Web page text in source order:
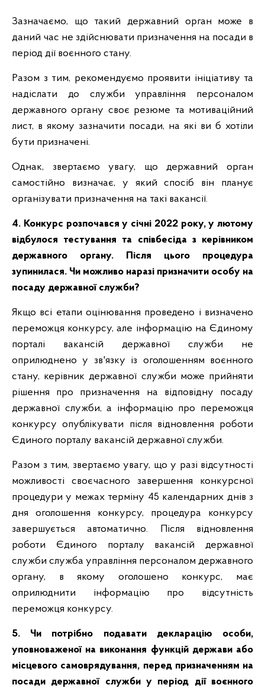
Зазначаємо, що такий державний орган може в
даний час не здійснювати призначення на посади в
період дії воєнного стану.
Разом з тим, рекомендуємо проявити ініціативу та
надіслати до служби управління персоналом
державного органу своє резюме та мотиваційний
лист, в якому зазначити посади, на які ви б хотіли
бути призначені.
Однак, звертаємо увагу, що державний орган
самостійно визначає, у який спосіб він планує
організувати призначення на такі вакансії.
4. Конкурс розпочався у січні 2022 року, у лютому
відбулося тестування та співбесіда з керівником
державного органу. Після цього процедура
зупинилася. Чи можливо наразі призначити особу на
посаду державної служби?
Якщо всі етапи оцінювання проведено і визначено
переможця конкурсу, але інформацію на Єдиному
порталі вакансій державної служби не
оприлюднено у зв'язку із оголошенням воєнного
стану, керівник державної служби може прийняти
рішення про призначення на відповідну посаду
державної служби, а інформацію про переможця
конкурсу опублікувати після відновлення роботи
Єдиного порталу вакансій державної служби.
Разом з тим, звертаємо увагу, що у разі відсутності
можливості своєчасного завершення конкурсної
процедури у межах терміну 45 календарних днів з
дня оголошення конкурсу, процедура конкурсу
завершується автоматично. Після відновлення
роботи Єдиного порталу вакансій державної
служби служба управління персоналом державного
органу, в якому оголошено конкурс, має
оприлюднити інформацію про відсутність
переможця конкурсу.
5. Чи потрібно подавати декларацію особи,
уповноваженої на виконання функцій держави або
місцевого самоврядування, перед призначенням на
посади державної служби у період дії воєнного